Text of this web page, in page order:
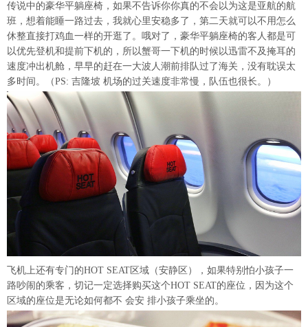
传说中的豪华平躺座椅，如果不告诉你你真的不会以为这是亚航的航
班，想着能睡一路过去，我就心里安稳多了，第二天就可以不用怎么
休整直接打鸡血一样的开逛了。哦对了，豪华平躺座椅的客人都是可
以优先登机和提前下机的，所以蟹哥一下机的时候以迅雷不及掩耳的
速度冲出机舱，早早的赶在一大波人潮前排队过了海关，没有耽误太
多时间。（PS: 吉隆坡 机场的过关速度非常慢，队伍也很长。）
飞机上还有专门的HOT SEAT区域（安静区），如果特别怕小孩子一
路吵闹的乘客，切记一定选择购买这个HOT SEAT的座位，因为这个
区域的座位是无论如何都不 会安 排小孩子乘坐的。